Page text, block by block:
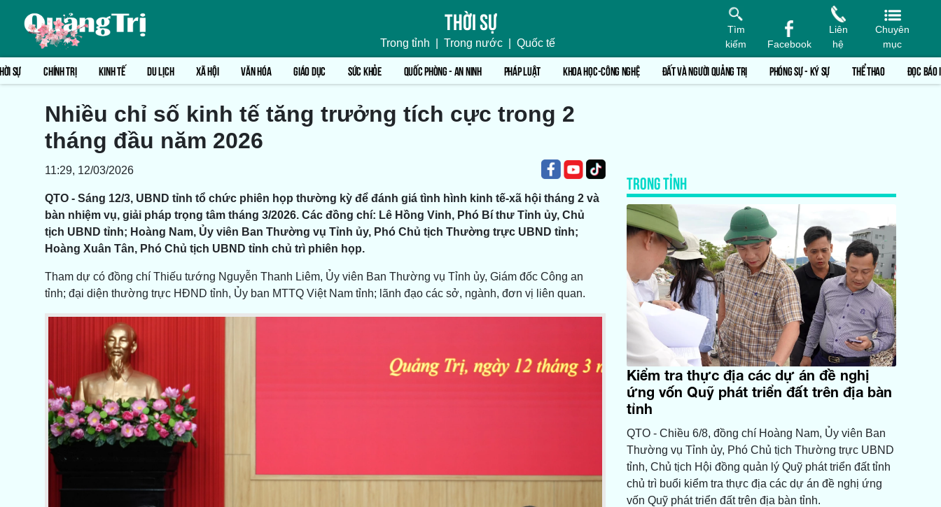
Thời sự
Trong tỉnh Trong nước Quốc tế
Tìm
kiếm
Facebook
Liên
hệ
Chuyên
mục
SỰ CHÍNH TRỊ KINH TẾ DU LỊCH XÃ HỘI VĂN HÓA GIÁO DỤC SỨC KHỎE QUỐC PHÒNG - AN NINH PHÁP LUẬT KHOA HỌC-CÔNG NGHỆ ĐẤT VÀ NGƯỜI QUẢNG TRỊ PHÓNG SỰ - KÝ SỰ THỂ THAO ĐỌC BÁO
Nhiều chỉ số kinh tế tăng trưởng tích cực trong 2
tháng đầu năm 2026
11:29, 12/03/2026
QTO - Sáng 12/3, UBND tỉnh tổ chức phiên họp thường kỳ để đánh giá tình hình kinh tế-xã hội tháng 2 và
bàn nhiệm vụ, giải pháp trọng tâm tháng 3/2026. Các đồng chí: Lê Hồng Vinh, Phó Bí thư Tỉnh ủy, Chủ
tịch UBND tỉnh; Hoàng Nam, Ủy viên Ban Thường vụ Tỉnh ủy, Phó Chủ tịch Thường trực UBND tỉnh;
Hoàng Xuân Tân, Phó Chủ tịch UBND tỉnh chủ trì phiên họp.
Tham dự có đồng chí Thiếu tướng Nguyễn Thanh Liêm, Ủy viên Ban Thường vụ Tỉnh ủy, Giám đốc Công an
tỉnh; đại diện thường trực HĐND tỉnh, Ủy ban MTTQ Việt Nam tỉnh; lãnh đạo các sở, ngành, đơn vị liên quan.
TRONG TỈNH
Kiểm tra thực địa các dự án đề nghị
ứng vốn Quỹ phát triển đất trên địa bàn
tỉnh
QTO - Chiều 6/8, đồng chí Hoàng Nam, Ủy viên Ban
Thường vụ Tỉnh ủy, Phó Chủ tịch Thường trực UBND
tỉnh, Chủ tịch Hội đồng quản lý Quỹ phát triển đất tỉnh
chủ trì buổi kiểm tra thực địa các dự án đề nghị ứng
vốn Quỹ phát triển đất trên địa bàn tỉnh.